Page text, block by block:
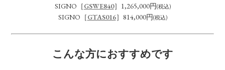
SIGNO［GSWE840］1,265,000円(税込)
SIGNO［GTAS016］814,000円(税込)
こんな方におすすめです